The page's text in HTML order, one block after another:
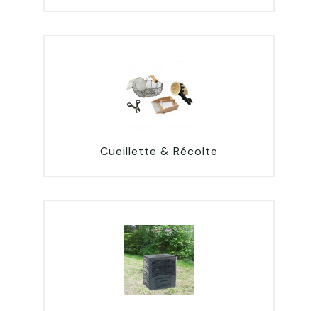
Cueillette & Récolte